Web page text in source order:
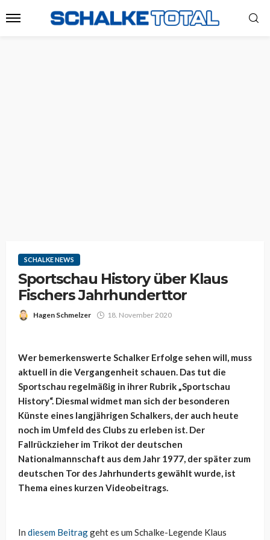
SCHALKE NEWS
Sportschau History über Klaus
Fischers Jahrhunderttor
Hagen Schmelzer 18. November 2020
Wer bemerkenswerte Schalker Erfolge sehen will, muss
aktuell in die Vergangenheit schauen. Das tut die
Sportschau regelmäßig in ihrer Rubrik „Sportschau
History“. Diesmal widmet man sich der besonderen
Künste eines langjährigen Schalkers, der auch heute
noch im Umfeld des Clubs zu erleben ist. Der
Fallrückzieher im Trikot der deutschen
Nationalmannschaft aus dem Jahr 1977, der später zum
deutschen Tor des Jahrhunderts gewählt wurde, ist
Thema eines kurzen Videobeitrags.
In diesem Beitraggeht es um Schalke-Legende Klaus